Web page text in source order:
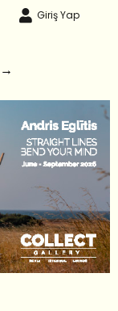
Giriş Yap
→